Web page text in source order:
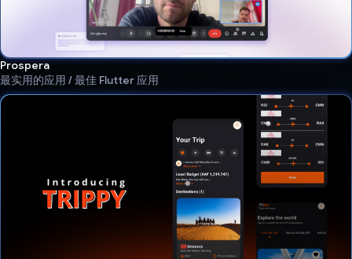
Prospera
最实用的应用 / 最佳 Flutter 应用